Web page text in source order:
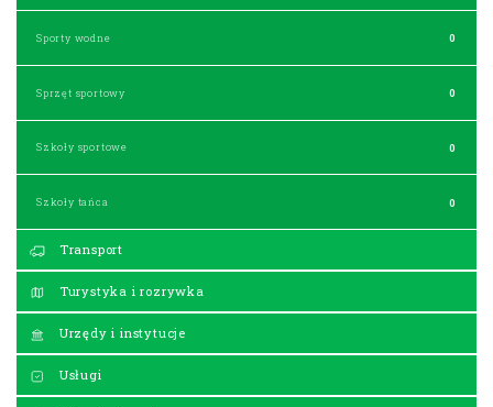
Sporty wodne 0
Sprzęt sportowy 0
Szkoły sportowe 0
Szkoły tańca 0
Transport
Turystyka i rozrywka
Urzędy i instytucje
Usługi